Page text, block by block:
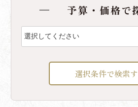
予算・価格で
選択条件で検索